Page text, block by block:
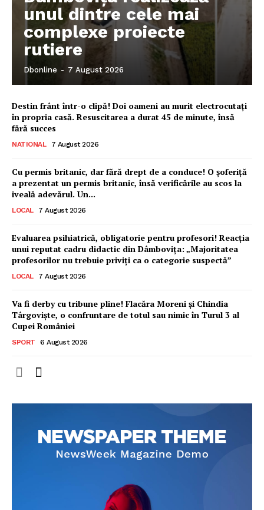
de 2
unul dintre cele mai
complexe proiecte
rutiere
Dbonline - 7 August 2026
Destin frânt într-o clipă! Doi oameni au murit electrocutați
în propria casă. Resuscitarea a durat 45 de minute, însă
fără succes
NATIONAL 7 August 2026
Cu permis britanic, dar fără drept de a conduce! O șoferiță
a prezentat un permis britanic, însă verificările au scos la
iveală adevărul. Un...
LOCAL 7 August 2026
Evaluarea psihiatrică, obligatorie pentru profesori! Reacția
unui reputat cadru didactic din Dâmbovița: „Majoritatea
profesorilor nu trebuie priviți ca o categorie suspectă”
LOCAL 7 August 2026
Va fi derby cu tribune pline! Flacăra Moreni și Chindia
Târgoviște, o confruntare de totul sau nimic în Turul 3 al
Cupei României
SPORT 6 August 2026